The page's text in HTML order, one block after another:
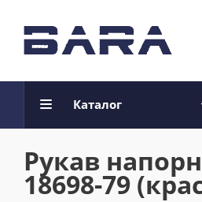
Каталог
Рукав
18698-79